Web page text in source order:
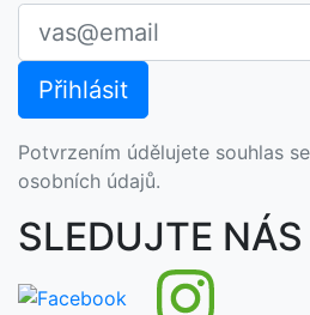
Potvrzením údělujete souhlas
osobních údajů.
SLEDUJTE NÁS